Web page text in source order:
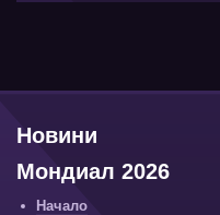
Новини
Мондиал 2026
Начало